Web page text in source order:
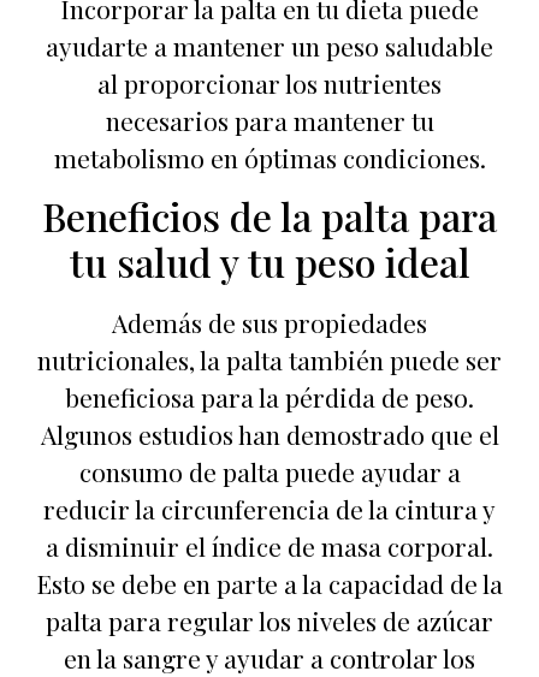
Incorporar la palta en tu dieta puede
ayudarte a mantener un peso saludable
al proporcionar los nutrientes
necesarios para mantener tu
metabolismo en óptimas condiciones.
Beneficios de la palta para
tu salud y tu peso ideal
Además de sus propiedades
nutricionales, la palta también puede ser
beneficiosa para la pérdida de peso.
Algunos estudios han demostrado que el
consumo de palta puede ayudar a
reducir la circunferencia de la cintura y
a disminuir el índice de masa corporal.
Esto se debe en parte a la capacidad de la
palta para regular los niveles de azúcar
en la sangre y ayudar a controlar los